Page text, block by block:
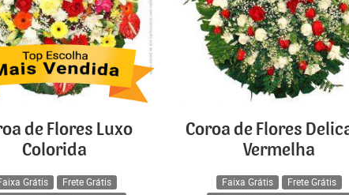
de Flores Luxo
Colorida
Grátis
Frete Grátis
Coroa de Flores
Vermelha
Faixa Grátis
Frete Grátis